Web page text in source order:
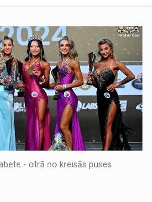
- otrā no kreisās puses